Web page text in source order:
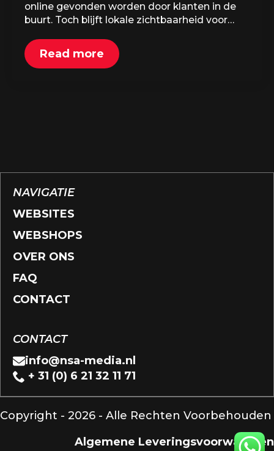
online gevonden worden door klanten in de
buurt. Toch blijft lokale zichtbaarheid voor…
Read more
NAVIGATIE
WEBSITES
WEBSHOPS
OVER ONS
FAQ
CONTACT
CONTACT
info@nsa-media.nl
+ 31 (0) 6 21 32 11 71
Copyright - 2026 - Alle Rechten Voorbehouden
Algemene Leveringsvoorwaarden